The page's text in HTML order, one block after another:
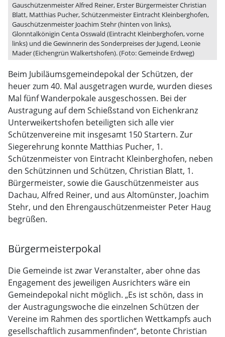
Gauschützenmeister Alfred Reiner, Erster Bürgermeister Christian
Blatt, Matthias Pucher, Schützenmeister Eintracht Kleinberghofen,
Gauschützenmeister Joachim Stehr (hinten von links),
Glonntalkönigin Centa Osswald (Eintracht Kleinberghofen, vorne
links) und die Gewinnerin des Sonderpreises der Jugend, Leonie
Mader (Eichengrün Walkertshofen). (Foto: Gemeinde Erdweg)
Beim Jubiläumsgemeindepokal der Schützen, der
heuer zum 40. Mal ausgetragen wurde, wurden dieses
Mal fünf Wanderpokale ausgeschossen. Bei der
Austragung auf dem Schießstand von Eichenkranz
Unterweikertshofen beteiligten sich alle vier
Schützenvereine mit insgesamt 150 Startern. Zur
Siegerehrung konnte Matthias Pucher, 1.
Schützenmeister von Eintracht Kleinberghofen, neben
den Schützinnen und Schützen, Christian Blatt, 1.
Bürgermeister, sowie die Gauschützenmeister aus
Dachau, Alfred Reiner, und aus Altomünster, Joachim
Stehr, und den Ehrengauschützenmeister Peter Haug
begrüßen.
Bürgermeisterpokal
Die Gemeinde ist zwar Veranstalter, aber ohne das
Engagement des jeweiligen Ausrichters wäre ein
Gemeindepokal nicht möglich. „Es ist schön, dass in
der Austragungswoche die einzelnen Schützen der
Vereine im Rahmen des sportlichen Wettkampfs auch
gesellschaftlich zusammenfinden“, betonte Christian